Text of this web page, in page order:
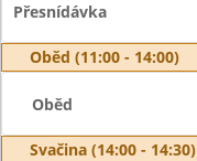
Přesnídávka
Oběd (11:00 - 14:00)
Oběd
Svačina (14:00 - 14:30)